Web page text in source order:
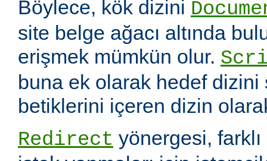
Böylece, kök dizini
site belge ağacı altında
erişmek mümkün olur.
buna ek olarak hedef dizini
betiklerini içeren dizin
Redirect yönergesi,